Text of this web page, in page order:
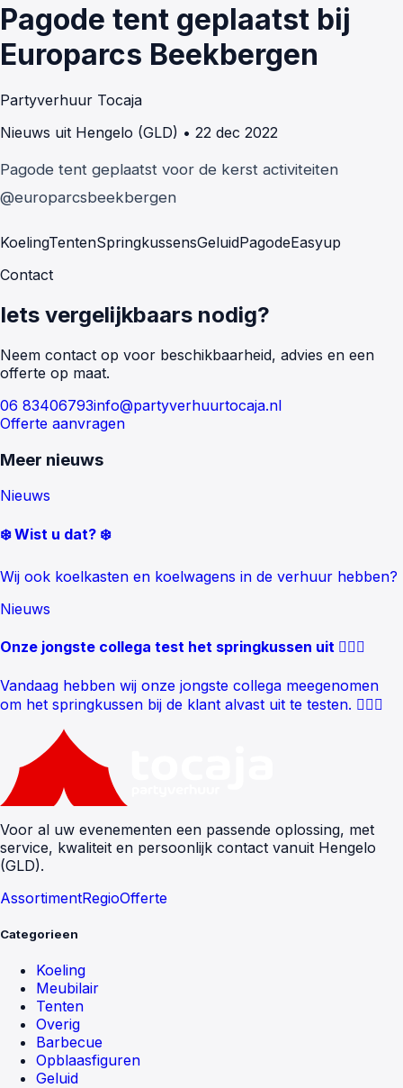
Pagode tent geplaatst bij
Europarcs Beekbergen
Partyverhuur Tocaja
Nieuws uit Hengelo (GLD) • 22 dec 2022
Pagode tent geplaatst voor de kerst activiteiten
@europarcsbeekbergen
KoelingTentenSpringkussensGeluidPagodeEasyup
Contact
Iets vergelijkbaars nodig?
Neem contact op voor beschikbaarheid, advies en een
offerte op maat.
06 83406793info@partyverhuurtocaja.nl
Offerte aanvragen
Meer nieuws
Nieuws
❄️ Wist u dat? ❄️
Wij ook koelkasten en koelwagens in de verhuur hebben?
Nieuws
Onze jongste collega test het springkussen uit 🤸🏻‍♂️
Vandaag hebben wij onze jongste collega meegenomen
om het springkussen bij de klant alvast uit te testen. 🤸🏻‍♂️
Voor al uw evenementen een passende oplossing, met
service, kwaliteit en persoonlijk contact vanuit Hengelo
(GLD).
AssortimentRegioOfferte
Categorieen
Koeling
Meubilair
Tenten
Overig
Barbecue
Opblaasfiguren
Geluid